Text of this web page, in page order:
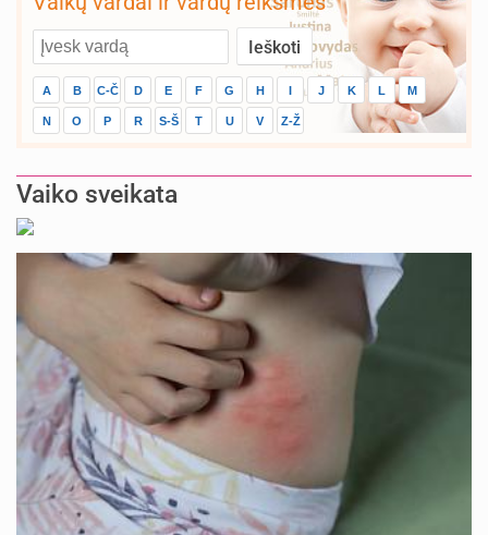
A B C-Č D E F G H I J K L M
N O P R S-Š T U V Z-Ž
Vaiko sveikata